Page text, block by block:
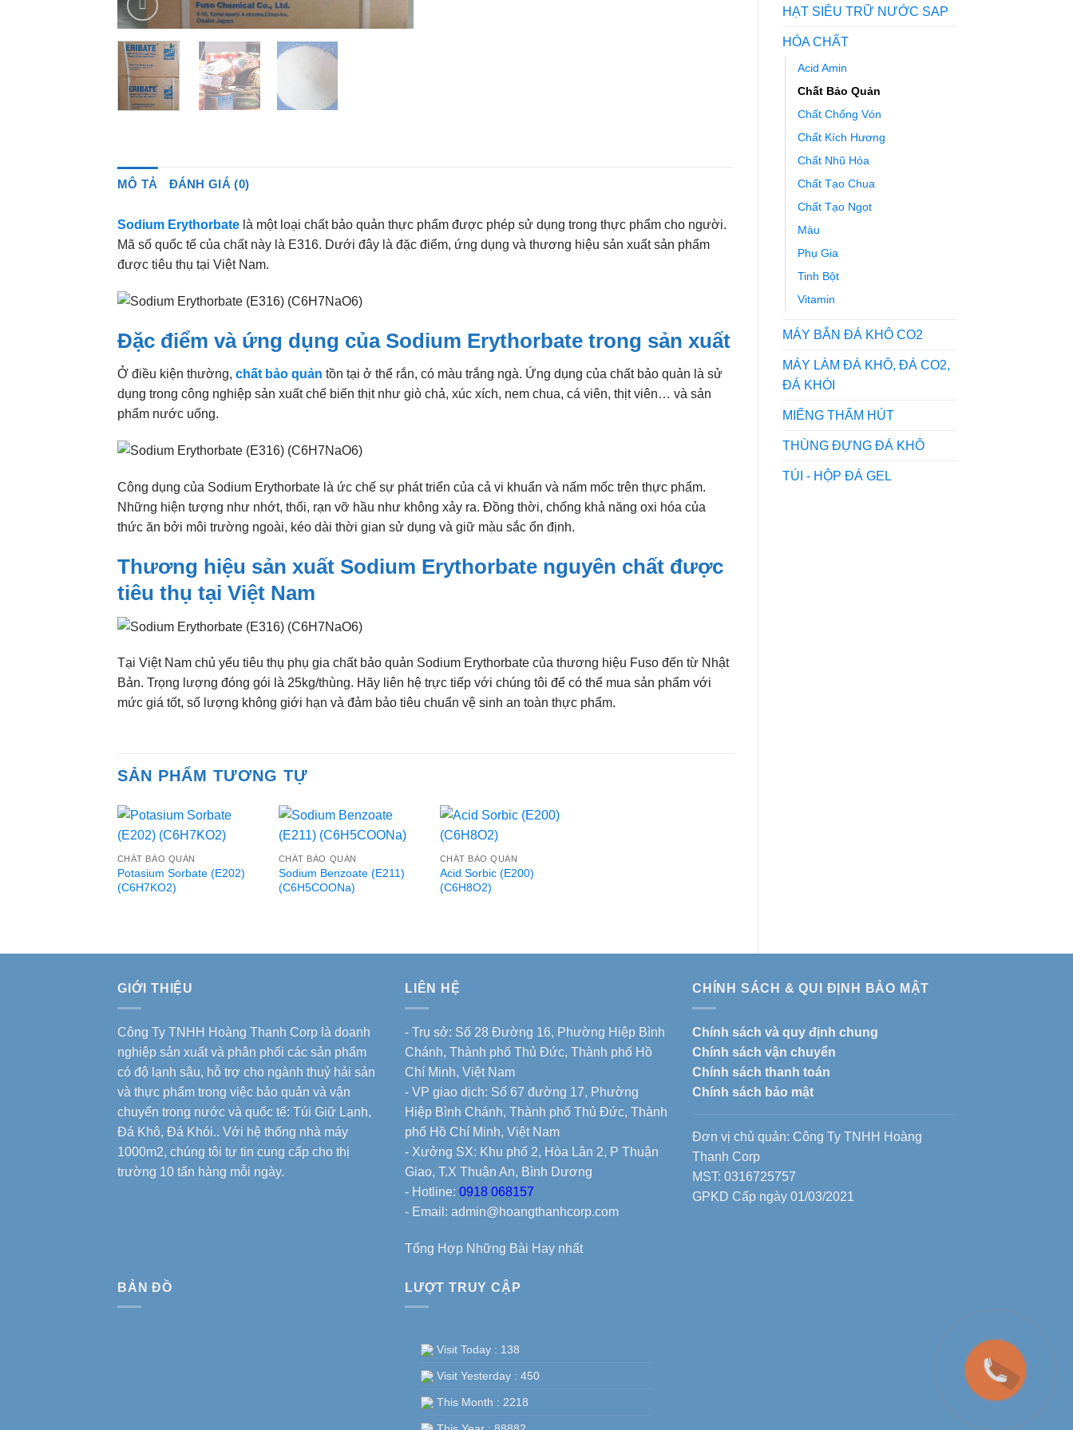
HẠT SIÊU TRỮ NƯỚC SAP
HÓA CHẤT
Acid Amin
Chất Bảo Quản
Chất Chống Vón
Chất Kích Hương
Chất Nhũ Hóa
Chất Tạo Chua
Chất Tạo Ngọt
Màu
Phụ Gia
Tinh Bột
Vitamin
MÁY BẮN ĐÁ KHÔ CO2
MÁY LÀM ĐÁ KHÔ, ĐÁ CO2,
ĐÁ KHÓI
MIẾNG THẤM HÚT
THÙNG ĐỰNG ĐÁ KHÔ
TÚI - HỘP ĐÁ GEL
MÔ TẢ ĐÁNH GIÁ (0)
Sodium Erythorbate là một loại chất bảo quản thực phẩm được phép sử dụng trong thực phẩm cho người.
Mã số quốc tế của chất này là E316. Dưới đây là đặc điểm, ứng dụng và thương hiệu sản xuất sản phẩm
được tiêu thụ tại Việt Nam.
Đặc điểm và ứng dụng của Sodium Erythorbate trong sản xuất
Ở điều kiện thường, chất bảo quản tồn tại ở thể rắn, có màu trắng ngà. Ứng dụng của chất bảo quản là sử
dụng trong công nghiệp sản xuất chế biến thịt như giò chả, xúc xích, nem chua, cá viên, thịt viên… và sản
phẩm nước uống.
Công dụng của Sodium Erythorbate là ức chế sự phát triển của cả vi khuẩn và nấm mốc trên thực phẩm.
Những hiện tượng như nhớt, thối, rạn vỡ hầu như không xảy ra. Đồng thời, chống khả năng oxi hóa của
thức ăn bởi môi trường ngoài, kéo dài thời gian sử dụng và giữ màu sắc ổn định.
Thương hiệu sản xuất Sodium Erythorbate nguyên chất được
tiêu thụ tại Việt Nam
Tại Việt Nam chủ yếu tiêu thụ phụ gia chất bảo quản Sodium Erythorbate của thương hiệu Fuso đến từ Nhật
Bản. Trọng lượng đóng gói là 25kg/thùng. Hãy liên hệ trực tiếp với chúng tôi để có thể mua sản phẩm với
mức giá tốt, số lượng không giới hạn và đảm bảo tiêu chuẩn vệ sinh an toàn thực phẩm.
SẢN PHẨM TƯƠNG TỰ
CHẤT BẢO QUẢN
Potasium Sorbate (E202)
(C6H7KO2)
CHẤT BẢO QUẢN
Sodium Benzoate (E211)
(C6H5COONa)
CHẤT BẢO QUẢN
Acid Sorbic (E200)
(C6H8O2)
GIỚI THIỆU
Công Ty TNHH Hoàng Thanh Corp là doanh
nghiệp sản xuất và phân phối các sản phẩm
có độ lạnh sâu, hỗ trợ cho ngành thuỷ hải sản
và thực phẩm trong việc bảo quản và vận
chuyển trong nước và quốc tế: Túi Giữ Lạnh,
Đá Khô, Đá Khói.. Với hệ thống nhà máy
1000m2, chúng tôi tự tin cung cấp cho thị
trường 10 tấn hàng mỗi ngày.
LIÊN HỆ
- Trụ sở: Số 28 Đường 16, Phường Hiệp Bình
Chánh, Thành phố Thủ Đức, Thành phố Hồ
Chí Minh, Việt Nam
- VP giao dịch: Số 67 đường 17, Phường
Hiệp Bình Chánh, Thành phố Thủ Đức, Thành
phố Hồ Chí Minh, Việt Nam
- Xưởng SX: Khu phố 2, Hòa Lân 2, P Thuận
Giao, T.X Thuận An, Bình Dương
- Hotline: 0918 068157
- Email: admin@hoangthanhcorp.com
Tổng Hợp Những Bài Hay nhất
CHÍNH SÁCH & QUI ĐỊNH BẢO MẬT
Chính sách và quy định chung
Chính sách vận chuyển
Chính sách thanh toán
Chính sách bảo mật
Đơn vị chủ quản: Công Ty TNHH Hoàng
Thanh Corp
MST: 0316725757
GPKD Cấp ngày 01/03/2021
BẢN ĐỒ LƯỢT TRUY CẬP
Visit Today : 138
Visit Yesterday : 450
This Month : 2218